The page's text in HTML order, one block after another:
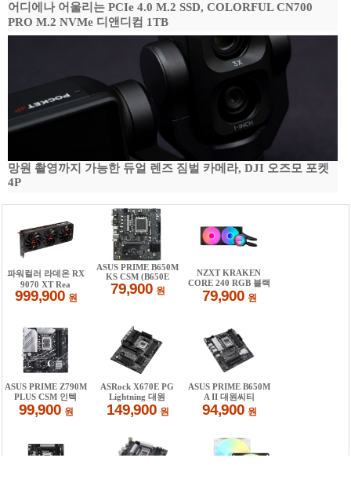
어디에나 어울리는 PCIe 4.0 M.2 SSD, COLORFUL CN700
PRO M.2 NVMe 디앤디컴 1TB
망원 촬영까지 가능한 듀얼 렌즈 짐벌 카메라, DJI 오즈모 포켓
4P